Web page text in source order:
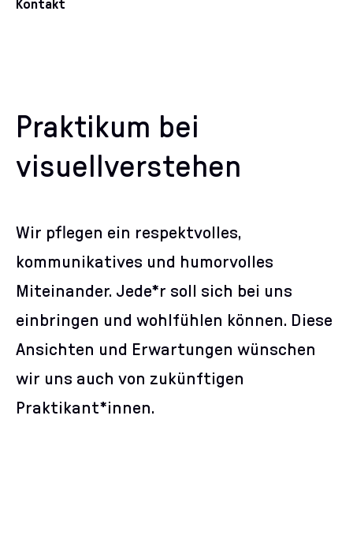
Kontakt
Praktikum bei
visuellverstehen
Wir pflegen ein respektvolles,
kommunikatives und humorvolles
Miteinander. Jede*r soll sich bei uns
einbringen und wohlfühlen können. Diese
Ansichten und Erwartungen wünschen
wir uns auch von zukünftigen
Praktikant*innen.